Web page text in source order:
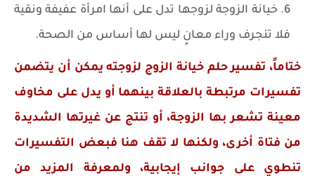
خيانة الزوجة لزوجها تدل على أنها امرأة عفيفة ونقية
فلا تنجرف وراء معانٍ ليس لها أساس من الصحة.
ختاماً، تفسير حلم خيانة الزوج لزوجته يمكن أن يتضمن
تفسيرات مرتبطة بالعلاقة بينهما أو يدل على مخاوف
معينة تشعر بها الزوجة، أو تنتج عن غيرتها الشديدة
من فتاة أخرى، ولكنها لا تقف هنا فبعض التفسيرات
تنطوي على جوانب إيجابية، ولمعرفة المزيد من